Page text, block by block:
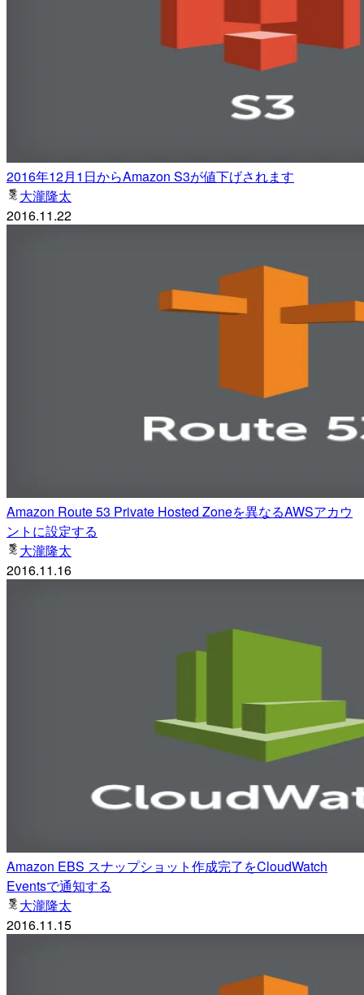
2016年12月1日からAmazon S3が値下げされます
大瀧隆太
2016.11.22
Amazon Route 53 Private Hosted Zoneを異なるAWSアカウ
ントに設定する
大瀧隆太
2016.11.16
Amazon EBS スナップショット作成完了をCloudWatch
Eventsで通知する
大瀧隆太
2016.11.15